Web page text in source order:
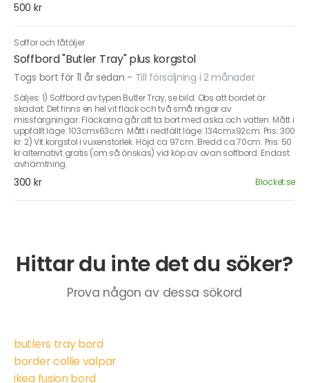
500 kr
Soffor och fåtöljer
Soffbord "Butler Tray" plus korgstol
Togs bort för 11 år sedan - Till försäljning i 2 månader
Säljes: 1) Soffbord av typen Butler Tray, se bild. Obs att bordet är
skadat. Det finns en hel vit fläck och två små ringar av
missfärgningar. Fläckarna går att ta bort med aska och vatten. Mått i
uppfällt läge: 103cmx63cm. Mått i nedfällt läge: 134cmx92cm. Pris: 300
kr. 2) Vit korgstol i vuxenstorlek. Höjd ca 97cm. Bredd ca 70cm. Pris: 50
kr alternativt gratis (om så önskas) vid köp av ovan soffbord. Endast
avhämtning.
300 kr Blocket.se
Hittar du inte det du söker?
Prova någon av dessa sökord
butlers tray bord
border collie valpar
ikea fusion bord